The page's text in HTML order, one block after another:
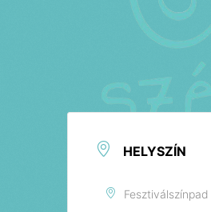
Jegyek
HELYSZÍN
Fesztiválszínpad